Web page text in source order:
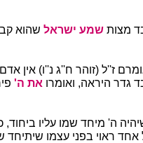
מצות שמע ישראל שהוא
ז''ל (זוהר ח''ג נ''ו) אין
גדר היראה, ואומרו את ה'
ה' מיחד שמו עליו
אחד ראוי בפני עצמו שיתיחד